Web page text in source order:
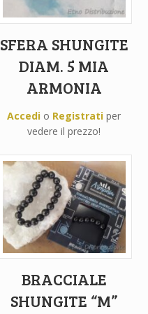
SFERA SHUNGITE
DIAM. 5 MIA
ARMONIA
Accedi o Registrati per
vedere il prezzo!
BRACCIALE
SHUNGITE “M”